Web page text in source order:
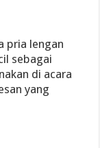
pria lengan
sebagai
di acara
yang